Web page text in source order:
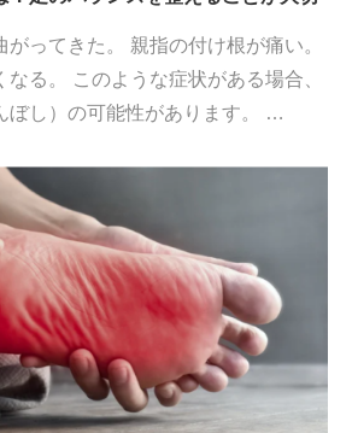
がってきた。 親指の付け根が痛い。
る。 このような症状がある場合、
ぼし）の可能性があります。 …